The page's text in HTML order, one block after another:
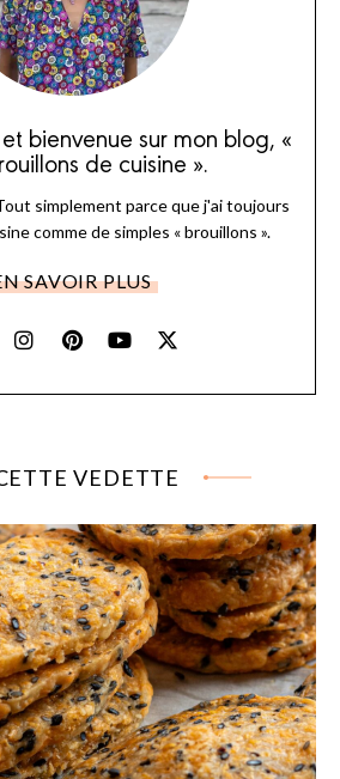
bienvenue sur mon blog, «
de cuisine ».
simplement parce que j'ai toujours
comme de simples « brouillons ».
SAVOIR PLUS
VEDETTE